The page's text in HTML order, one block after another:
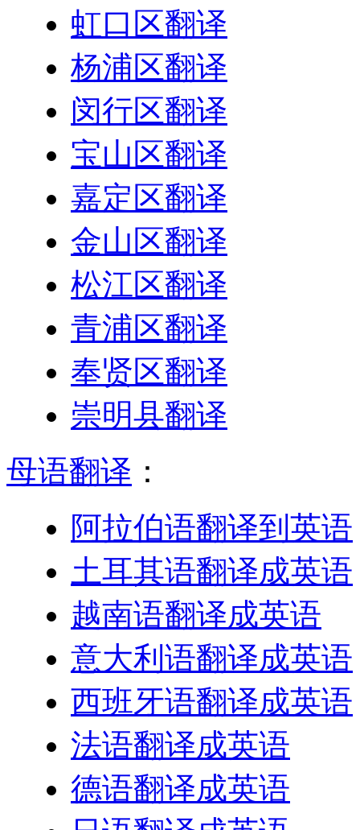
虹口区翻译
杨浦区翻译
闵行区翻译
宝山区翻译
嘉定区翻译
金山区翻译
松江区翻译
青浦区翻译
奉贤区翻译
崇明县翻译
母语翻译 ：
阿拉伯语翻译到英语
土耳其语翻译成英语
越南语翻译成英语
意大利语翻译成英语
西班牙语翻译成英语
法语翻译成英语
德语翻译成英语